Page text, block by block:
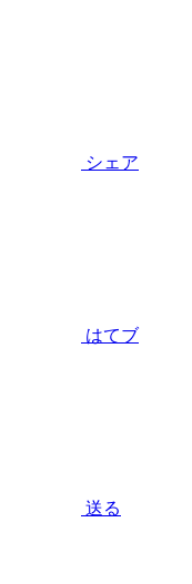
シェア
はてブ
送る